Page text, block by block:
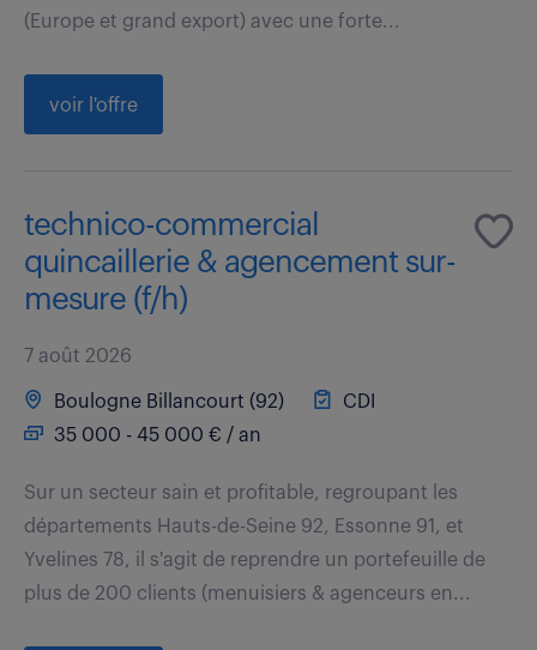
(Europe et grand export) avec une forte...
voir l'offre
technico-commercial
quincaillerie & agencement sur-
mesure (f/h)
7 août 2026
Boulogne Billancourt (92)
CDI
35 000 - 45 000 € / an
Sur un secteur sain et profitable, regroupant les
départements Hauts-de-Seine 92, Essonne 91, et
Yvelines 78, il s'agit de reprendre un portefeuille de
plus de 200 clients (menuisiers & agenceurs en...